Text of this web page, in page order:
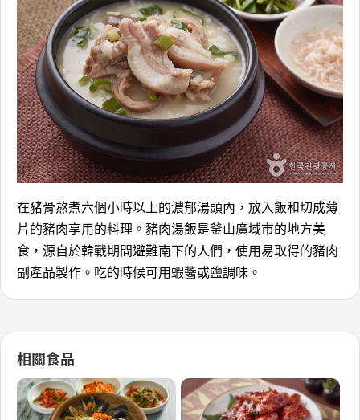
在豬骨熬煮六個小時以上的濃郁湯頭內，放入飯和切成薄
片的豬肉享用的料理。豬肉湯飯是釜山廣域市的地方美
食，源自於韓戰期間避難南下的人們，使用易取得的豬肉
副產品製作。吃的時候可用蝦醬或鹽調味。
相關食品